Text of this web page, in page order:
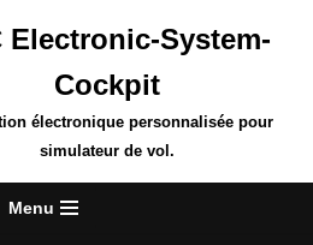
Electronic-System-
Cockpit
électronique personnalisée pour
simulateur de vol.
Menu